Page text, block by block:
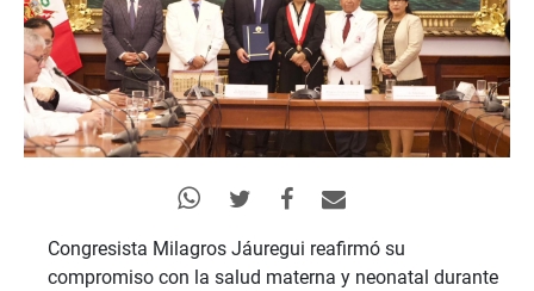
Congresista Milagros Jáuregui reafirmó su
compromiso con la salud materna y neonatal durante